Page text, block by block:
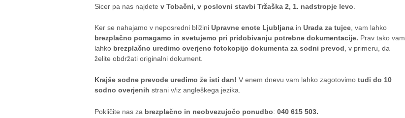
Sicer pa nas najdete v Tobačni, v poslovni stavbi Tržaška 2, 1. nadstropje levo
Ker se nahajamo v neposredni bližini Upravne enote Ljubljana in Urada za tujce , vam lahko
brezplačno pomagamo in svetujemo pri pridobivanju potrebne dokumentacije. Prav tako vam
lahko brezplačno uredimo overjeno fotokopijo dokumenta za sodni prevod , v primeru, da
želite obdržati originalni dokument.
Krajše sodne prevode uredimo že isti dan! V enem dnevu vam lahko zagotovimo tudi do 10
sodno overjenih strani v/iz angleškega jezika.
Pokličite nas za brezplačno in neobvezujočo ponudbo: 040 615 503.